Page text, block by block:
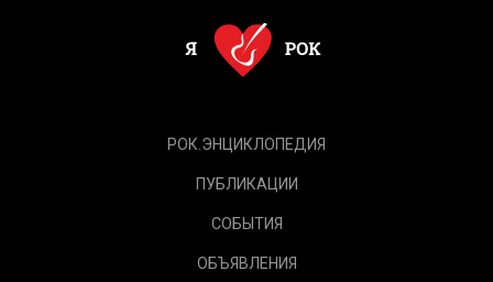
РОК.ЭНЦИКЛОПЕДИЯ
ПУБЛИКАЦИИ
СОБЫТИЯ
ОБЪЯВЛЕНИЯ